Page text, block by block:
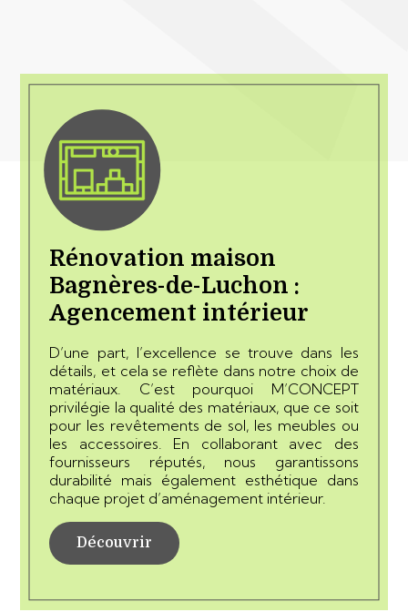
Rénovation maison
Bagnères-de-Luchon :
Agencement intérieur
D’une part, l’excellence se trouve dans les
détails, et cela se reflète dans notre choix de
matériaux. C’est pourquoi M’CONCEPT
privilégie la qualité des matériaux, que ce soit
pour les revêtements de sol, les meubles ou
les accessoires. En collaborant avec des
fournisseurs réputés, nous garantissons
durabilité mais également esthétique dans
chaque projet d’aménagement intérieur.
Découvrir